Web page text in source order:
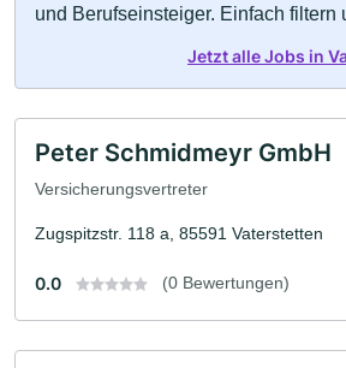
und Berufseinsteiger. Einfach filtern
Jetzt alle Jobs in
Peter Schmidmeyr GmbH
Versicherungsvertreter
Zugspitzstr. 118 a, 85591 Vaterstetten
0.0 (0 Bewertungen)